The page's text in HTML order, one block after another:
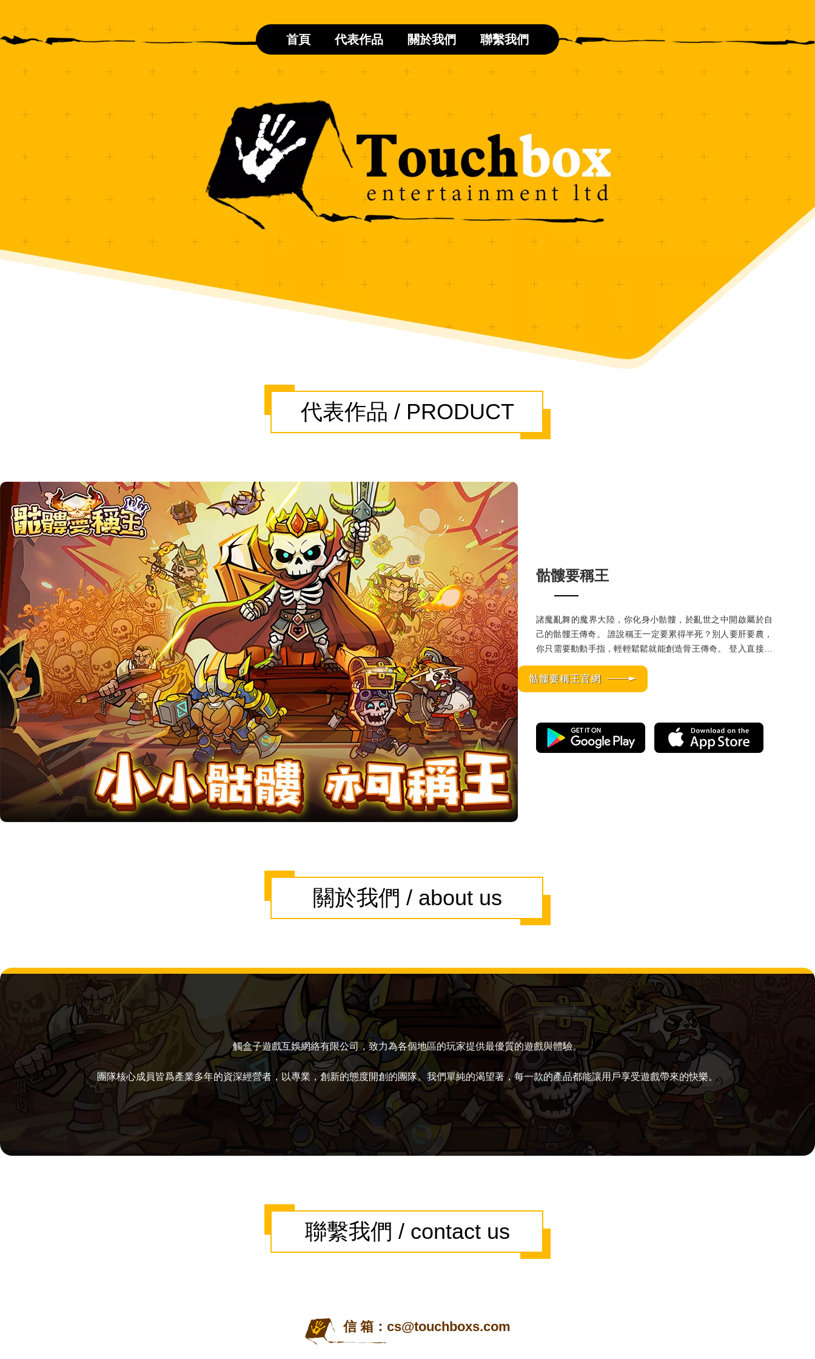
首頁 代表作品 關於我們 聯繫我們
代表作品 / PRODUCT
骷髏要稱王
諸魔亂舞的魔界大陸，你化身小骷髏，於亂世之中開啟屬於自
己的骷髏王傳奇。 誰說稱王一定要累得半死？別人要肝要農，
你只需要動動手指，輕輕鬆鬆就能創造骨王傳奇。 登入直接送
骷髏要稱王官網
關於我們 / about us
觸盒子遊戲互娛網絡有限公司，致力為各個地區的玩家提供最優質的遊戲與體驗。
團隊核心成員皆爲產業多年的資深經營者，以專業，創新的態度開創的團隊。我們單純的渴望著，每一款的產品都能讓用戶享受遊戲帶來的快樂。
聯繫我們 / contact us
信 箱： cs@touchboxs.com